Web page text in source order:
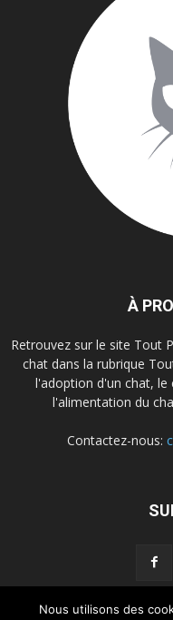
À
Retrouvez sur le site Tout
chat dans la rubrique
l'adoption d'un chat,
l'alimentation du
Contactez-nous:
Nous utilisons des